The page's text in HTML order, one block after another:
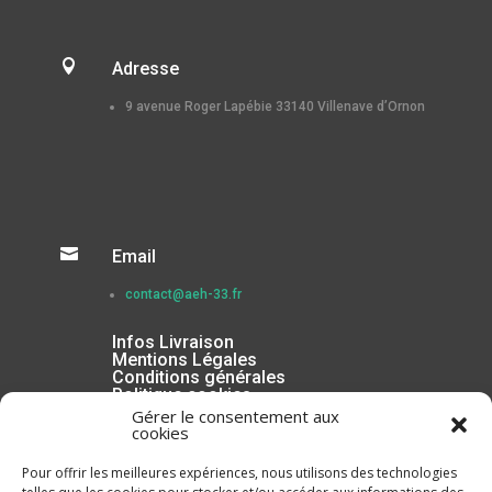
Gérer le consentement aux
cookies
Pour offrir les meilleures expériences, nous utilisons des technologies
 Adresse
9 avenue Roger Lapébie 33140 Villenave d’Ornon
 Email
contact@aeh-33.fr
Infos Livraison
Mentions Légales
Conditions générales
Politique cookies